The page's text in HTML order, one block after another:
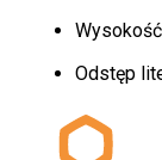
Odstęp